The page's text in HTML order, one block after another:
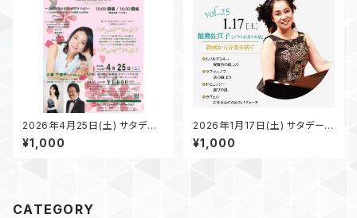
2026年4月25日(土) サタデー･
モーニング･コンサート vol.29
〜土曜日の朝、ピアニスト「小
¥1,000
2026年1月17日(土) サタデー･
モーニング･コンサート vol.25
〜土曜日の朝、ピアニスト稲
¥1,000
CATEGORY